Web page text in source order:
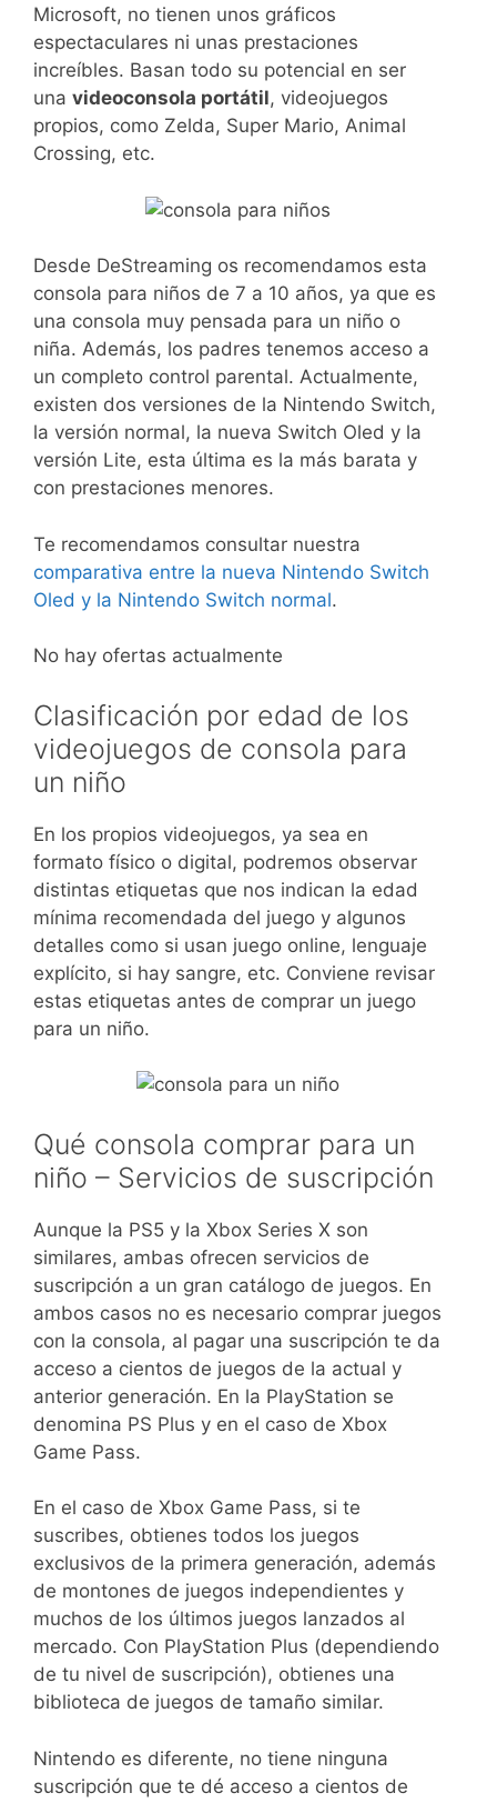
Microsoft, no tienen unos gráficos
espectaculares ni unas prestaciones
increíbles. Basan todo su potencial en ser
una videoconsola portátil, videojuegos
propios, como Zelda, Super Mario, Animal
Crossing, etc.
Desde DeStreaming os recomendamos esta
consola para niños de 7 a 10 años, ya que es
una consola muy pensada para un niño o
niña. Además, los padres tenemos acceso a
un completo control parental. Actualmente,
existen dos versiones de la Nintendo Switch,
la versión normal, la nueva Switch Oled y la
versión Lite, esta última es la más barata y
con prestaciones menores.
Te recomendamos consultar nuestra
comparativa entre la nueva Nintendo Switch
Oled y la Nintendo Switch normal.
No hay ofertas actualmente
Clasificación por edad de los
videojuegos de consola para
un niño
En los propios videojuegos, ya sea en
formato físico o digital, podremos observar
distintas etiquetas que nos indican la edad
mínima recomendada del juego y algunos
detalles como si usan juego online, lenguaje
explícito, si hay sangre, etc. Conviene revisar
estas etiquetas antes de comprar un juego
para un niño.
Qué consola comprar para un
niño – Servicios de suscripción
Aunque la PS5 y la Xbox Series X son
similares, ambas ofrecen servicios de
suscripción a un gran catálogo de juegos. En
ambos casos no es necesario comprar juegos
con la consola, al pagar una suscripción te da
acceso a cientos de juegos de la actual y
anterior generación. En la PlayStation se
denomina PS Plus y en el caso de Xbox
Game Pass.
En el caso de Xbox Game Pass, si te
suscribes, obtienes todos los juegos
exclusivos de la primera generación, además
de montones de juegos independientes y
muchos de los últimos juegos lanzados al
mercado. Con PlayStation Plus (dependiendo
de tu nivel de suscripción), obtienes una
biblioteca de juegos de tamaño similar.
Nintendo es diferente, no tiene ninguna
suscripción que te dé acceso a cientos de